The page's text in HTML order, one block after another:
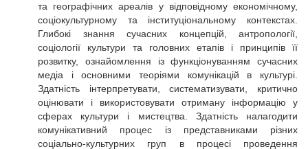
та географічних ареалів у відповідному економічному,
соціокультурному та інституціональному контекстах.
Глибокі знання сучасних концепцій, антропології,
соціології культури та головних етапів і принципів її
розвитку, ознайомлення із функціонуванням сучасних
медіа і основними теоріями комунікацій в культурі.
Здатність інтерпретувати, систематизувати, критично
оцінювати і використовувати отриману інформацію у
сферах культури і мистецтва. Здатність налагодити
комунікативний процес із представниками різних
соціально-культурних груп в процесі проведення